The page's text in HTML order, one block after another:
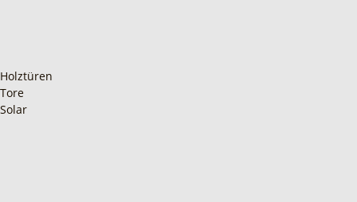
Holztüren
Tore
Solar